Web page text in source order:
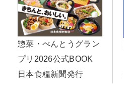
惣菜・べんとうグラン
プリ2026公式BOOK
日本食糧新聞発行